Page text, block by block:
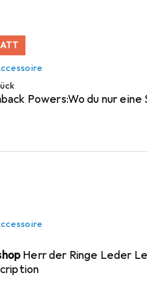
Powers:Wo du nur eine
Herr der Ringe Leder